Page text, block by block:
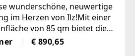
wunderschöne, neuwertige
im Herzen von Ilz!Mit einer
von 85 qm bietet diese
Raumfür Singles oder
Räume
€ 890,65